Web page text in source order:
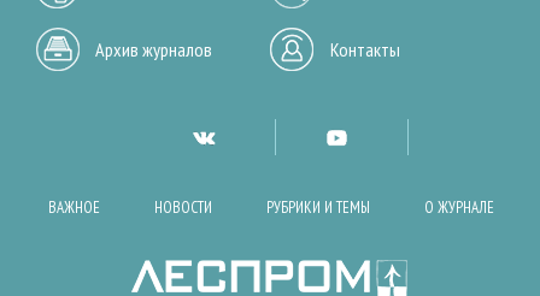
Архив журналов Контакты
ВАЖНОЕ НОВОСТИ РУБРИКИ И ТЕМЫ О ЖУРНАЛЕ